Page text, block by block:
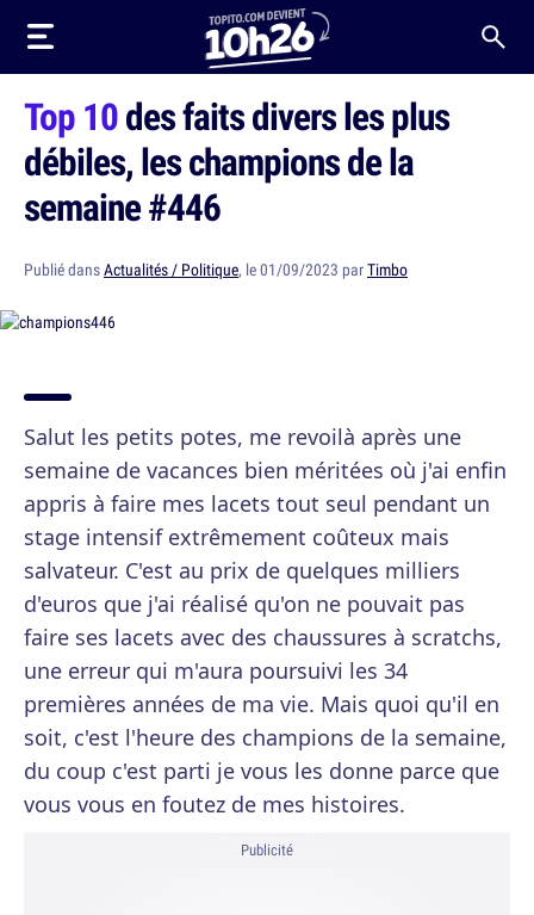
Top 10des faits divers les plus
débiles, les champions de la
semaine #446
Publié dansActualités / Politique, le 01/09/2023 parTimbo
Salut les petits potes, me revoilà après une
semaine de vacances bien méritées où j'ai enfin
appris à faire mes lacets tout seul pendant un
stage intensif extrêmement coûteux mais
salvateur. C'est au prix de quelques milliers
d'euros que j'ai réalisé qu'on ne pouvait pas
faire ses lacets avec des chaussures à scratchs,
une erreur qui m'aura poursuivi les 34
premières années de ma vie. Mais quoi qu'il en
soit, c'est l'heure des champions de la semaine,
du coup c'est parti je vous les donne parce que
vous vous en foutez de mes histoires.
Publicité